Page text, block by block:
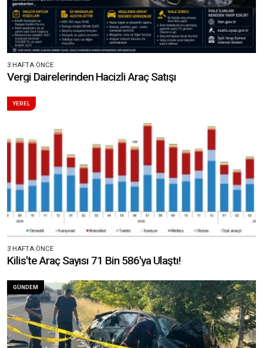
3 HAFTA ÖNCE
Vergi Dairelerinden Hacizli Araç Satışı
YEREL
3 HAFTA ÖNCE
Kilis'te Araç Sayısı 71 Bin 586'ya Ulaştı!
GÜNDEM